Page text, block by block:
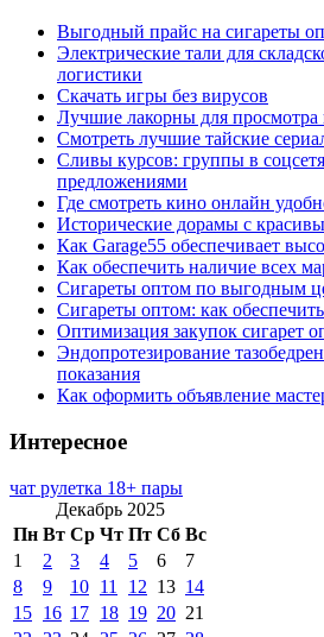
Выгодный прайс на сигареты
Электрические тали для
логистики
Скачать игры без вирусов
Лучшие лакорны для просмотра
Смотреть лучшие тайские
Сливы курсов: группы в
предложениями
Где смотреть кино онлайн
Исторические дорамы с
Как Garage55 обеспечивает
Как обеспечить наличие всех
Сигареты оптом по выгодным
Сигареты оптом: как
Оптимизация закупок сигарет
Эндопротезирование
показания
Как оформить объявление
Интересное
чат рулетка 18+ пары
Декабрь 2025
Пн Вт Ср Чт Пт Сб Вс
1
2 3 4 5 6
7
8
9 10 11 12 13 14
15 16 17 18 19 20 21